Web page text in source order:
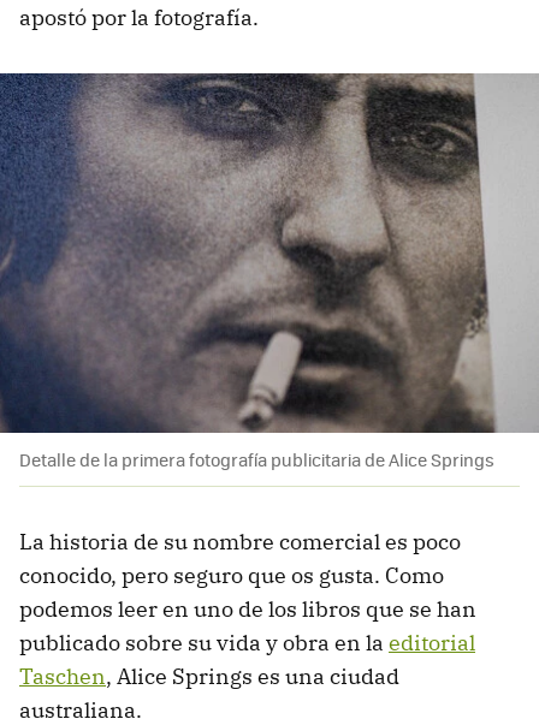
apostó por la fotografía.
Detalle de la primera fotografía publicitaria de Alice Springs
La historia de su nombre comercial es poco
conocido, pero seguro que os gusta. Como
podemos leer en uno de los libros que se han
publicado sobre su vida y obra en la editorial
Taschen, Alice Springs es una ciudad
australiana.